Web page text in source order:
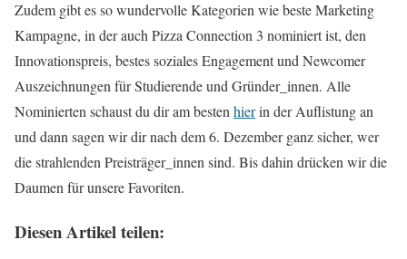
Zudem gibt es so wundervolle Kategorien wie beste Marketing
Kampagne, in der auch Pizza Connection 3 nominiert ist, den
Innovationspreis, bestes soziales Engagement und Newcomer
Auszeichnungen für Studierende und Gründer_innen. Alle
Nominierten schaust du dir am besten hierin der Auflistung an
und dann sagen wir dir nach dem 6. Dezember ganz sicher, wer
die strahlenden Preisträger_innen sind. Bis dahin drücken wir die
Daumen für unsere Favoriten.
Diesen Artikel teilen: